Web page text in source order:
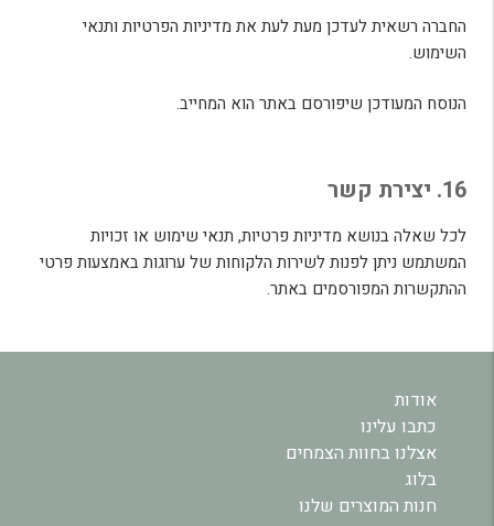
החברה רשאית לעדכן מעת לעת את מדיניות הפרטיות ותנאי
השימוש.
הנוסח המעודכן שיפורסם באתר הוא המחייב.
16. יצירת קשר
לכל שאלה בנושא מדיניות פרטיות, תנאי שימוש או זכויות
המשתמש ניתן לפנות לשירות הלקוחות של ערוגות באמצעות פרטי
ההתקשרות המפורסמים באתר.
אודות
כתבו עלינו
אצלנו בחוות הצמחים
בלוג
חנות המוצרים שלנו